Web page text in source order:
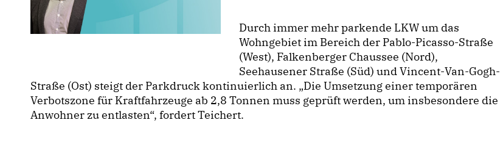
Durch immer mehr parkende LKW um das
Wohngebiet im Bereich der Pablo-Picasso-Straße
(West), Falkenberger Chaussee (Nord),
Seehausener Straße (Süd) und Vincent-Van-Gogh-
Straße (Ost) steigt der Parkdruck kontinuierlich an. „Die Umsetzung einer temporären
Verbotszone für Kraftfahrzeuge ab 2,8 Tonnen muss geprüft werden, um insbesondere die
Anwohner zu entlasten“, fordert Teichert.